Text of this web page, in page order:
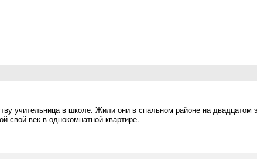
учительница в школе. Жили они в спальном районе на
свой век в однокомнатной квартире.